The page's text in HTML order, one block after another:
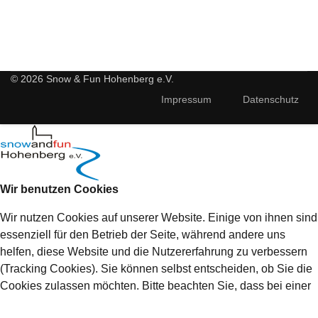
© 2026 Snow & Fun Hohenberg e.V.
Impressum
Datenschutz
Wir benutzen Cookies
Wir nutzen Cookies auf unserer Website. Einige von ihnen sind
essenziell für den Betrieb der Seite, während andere uns
helfen, diese Website und die Nutzererfahrung zu verbessern
(Tracking Cookies). Sie können selbst entscheiden, ob Sie die
Cookies zulassen möchten. Bitte beachten Sie, dass bei einer